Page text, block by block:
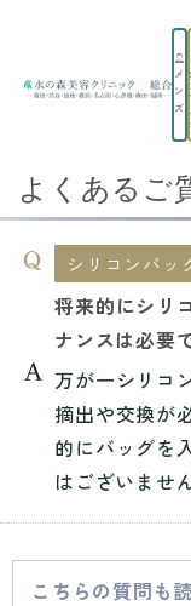
メ
ン
ズ
TOP よくあるご質
将来的にシリコンバッグ
よくあるご
シリコンバッ
将来的にシリ
ナンスは必要
万が一シリコ
摘出や交換が
的にバッグを
はございません
こちらの質問も